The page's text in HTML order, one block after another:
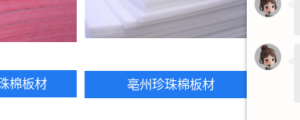
棉板材 亳州珍珠棉板材